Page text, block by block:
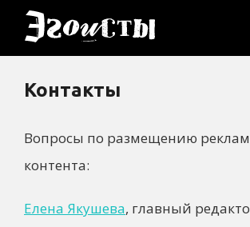
Контакты
Вопросы по размещению
контента:
Елена Якушева, главный